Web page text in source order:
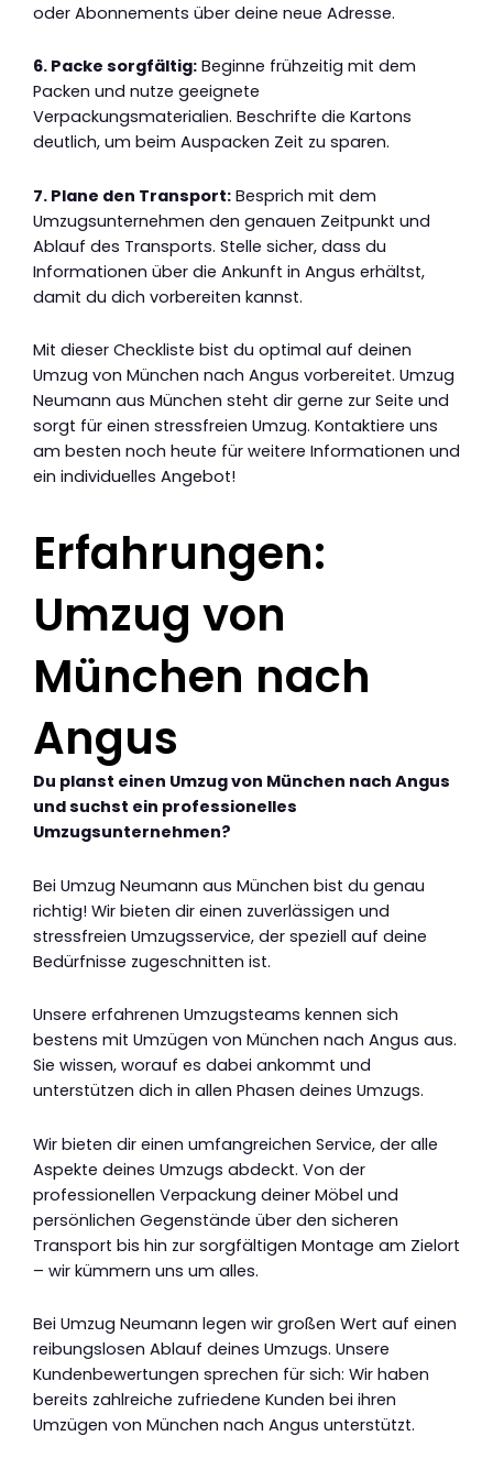
oder Abonnements über deine neue Adresse.
6. Packe sorgfältig: Beginne frühzeitig mit dem
Packen und nutze geeignete
Verpackungsmaterialien. Beschrifte die Kartons
deutlich, um beim Auspacken Zeit zu sparen.
7. Plane den Transport: Besprich mit dem
Umzugsunternehmen den genauen Zeitpunkt und
Ablauf des Transports. Stelle sicher, dass du
Informationen über die Ankunft in Angus erhältst,
damit du dich vorbereiten kannst.
Mit dieser Checkliste bist du optimal auf deinen
Umzug von München nach Angus vorbereitet. Umzug
Neumann aus München steht dir gerne zur Seite und
sorgt für einen stressfreien Umzug. Kontaktiere uns
am besten noch heute für weitere Informationen und
ein individuelles Angebot!
Erfahrungen:
Umzug von
München nach
Angus
Du planst einen Umzug von München nach Angus
und suchst ein professionelles
Umzugsunternehmen?
Bei Umzug Neumann aus München bist du genau
richtig! Wir bieten dir einen zuverlässigen und
stressfreien Umzugsservice, der speziell auf deine
Bedürfnisse zugeschnitten ist.
Unsere erfahrenen Umzugsteams kennen sich
bestens mit Umzügen von München nach Angus aus.
Sie wissen, worauf es dabei ankommt und
unterstützen dich in allen Phasen deines Umzugs.
Wir bieten dir einen umfangreichen Service, der alle
Aspekte deines Umzugs abdeckt. Von der
professionellen Verpackung deiner Möbel und
persönlichen Gegenstände über den sicheren
Transport bis hin zur sorgfältigen Montage am Zielort
– wir kümmern uns um alles.
Bei Umzug Neumann legen wir großen Wert auf einen
reibungslosen Ablauf deines Umzugs. Unsere
Kundenbewertungen sprechen für sich: Wir haben
bereits zahlreiche zufriedene Kunden bei ihren
Umzügen von München nach Angus unterstützt.